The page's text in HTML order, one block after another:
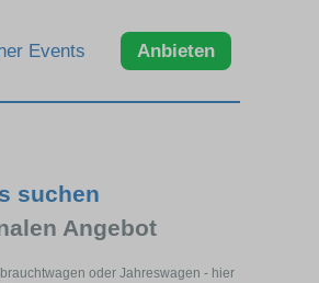
Events Anbieten
suchen
Angebot
oder Jahreswagen - hier